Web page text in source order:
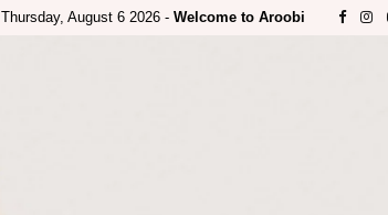
Thursday, August 6 2026 - Welcome to Aroobi